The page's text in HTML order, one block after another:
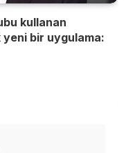
kullanan
bir uygulama: